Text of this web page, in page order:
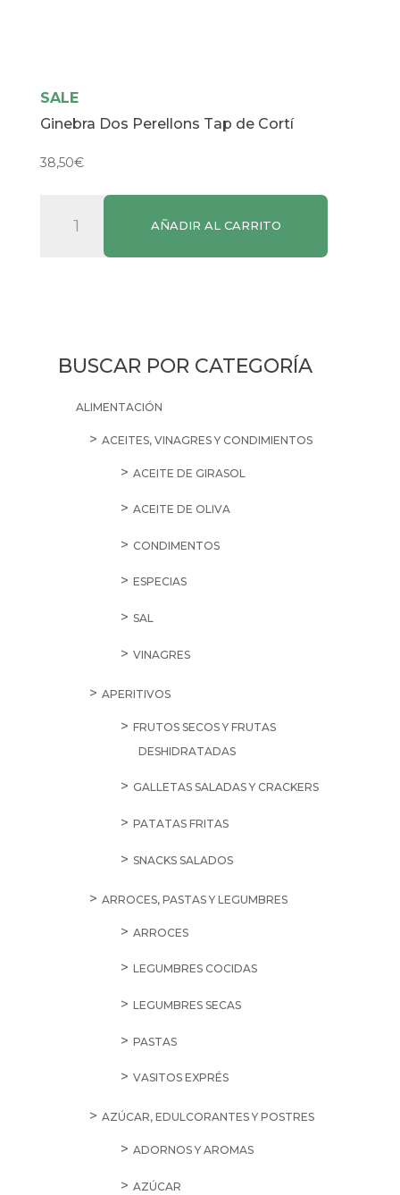
SALE
Ginebra Dos Perellons Tap de Cortí
38,50€
Perellons
AÑADIR AL CARRITO
BUSCAR POR CATEGORÍA
ALIMENTACIÓN
ACEITES, VINAGRES Y CONDIMIENTOS
ACEITE DE GIRASOL
ACEITE DE OLIVA
CONDIMENTOS
ESPECIAS
SAL
VINAGRES
APERITIVOS
FRUTOS SECOS Y FRUTAS
DESHIDRATADAS
GALLETAS SALADAS Y CRACKERS
PATATAS FRITAS
SNACKS SALADOS
ARROCES, PASTAS Y LEGUMBRES
ARROCES
LEGUMBRES COCIDAS
LEGUMBRES SECAS
PASTAS
VASITOS EXPRÉS
AZÚCAR, EDULCORANTES Y POSTRES
ADORNOS Y AROMAS
AZÚCAR